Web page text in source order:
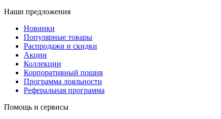
Наши предложения
Новинки
Популярные товары
Распродажи и скидки
Акции
Коллекции
Корпоративный пошив
Программа лояльности
Реферальная программа
Помощь и сервисы